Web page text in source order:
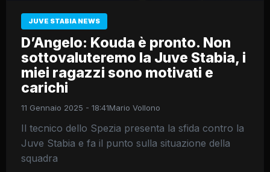
JUVE STABIA NEWS
D’Angelo: Kouda è pronto. Non
sottovaluteremo la Juve Stabia, i
miei ragazzi sono motivati e
carichi
11 Gennaio 2025 - 18:41Mario Vollono
Il tecnico dello Spezia presenta la sfida contro la
Juve Stabia e fa il punto sulla situazione della
squadra